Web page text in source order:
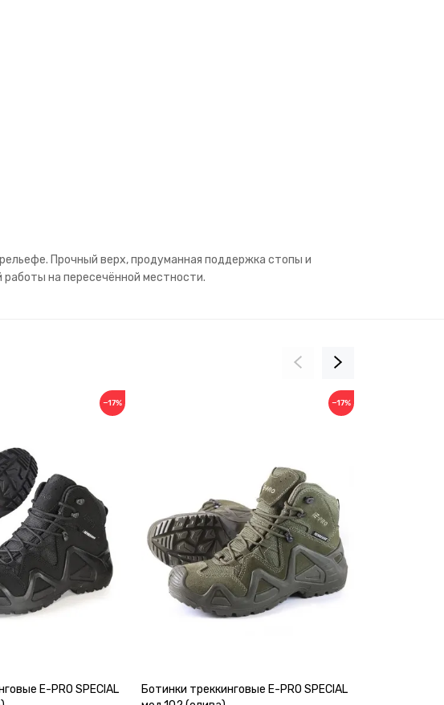
Прочный верх, продуманная поддержка стопы и
на пересечённой местности.
−17%
E-PRO SPECIAL
−17%
Ботинки треккинговые E-PRO SPECIAL